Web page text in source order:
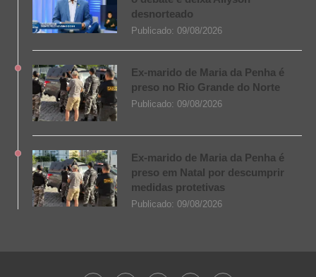
desnorteado
Publicado: 09/08/2026
Ex-marido de Maria da Penha é
preso no Rio Grande do Norte
Publicado: 09/08/2026
Ex-marido de Maria da Penha é
preso em Natal por descumprir
medidas protetivas
Publicado: 09/08/2026